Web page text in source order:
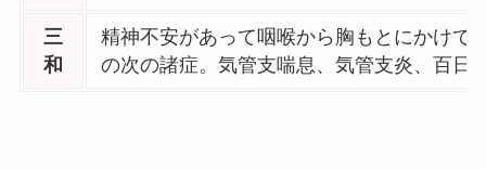
三
和
精神不安があって咽喉から胸もとにかけて
の次の諸症。気管支喘息、気管支炎、百